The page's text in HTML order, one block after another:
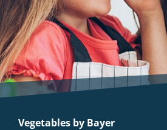
Vegetables by Bayer